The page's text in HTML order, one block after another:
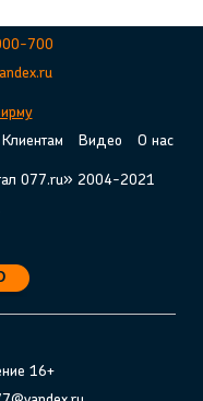
700
Клиентам Видео О нас
077.ru» 2004-2021
16+